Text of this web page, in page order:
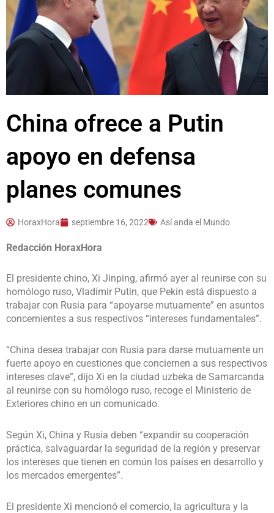
China ofrece a Putin
apoyo en defensa
planes comunes
HoraxHora septiembre 16, 2022 Así anda el Mundo
Redacción HoraxHora
El presidente chino, Xi Jinping, afirmó ayer al reunirse con su
homólogo ruso, Vladímir Putin, que Pekín está dispuesto a
trabajar con Rusia para “apoyarse mutuamente” en asuntos
concernientes a sus respectivos “intereses fundamentales”.
“China desea trabajar con Rusia para darse mutuamente un
fuerte apoyo en cuestiones que conciernen a sus respectivos
intereses clave”, dijo Xi en la ciudad uzbeka de Samarcanda
al reunirse con su homólogo ruso, recoge el Ministerio de
Exteriores chino en un comunicado.
Según Xi, China y Rusia deben “expandir su cooperación
práctica, salvaguardar la seguridad de la región y preservar
los intereses que tienen en común los países en desarrollo y
los mercados emergentes”.
El presidente Xi mencionó el comercio, la agricultura y la